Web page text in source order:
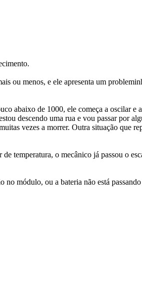
ou menos, e ele apresenta um
abaixo de 1000, ele começa a oscilar
descendo uma rua e vou passar por
vezes a morrer. Outra situação que
temperatura, o mecânico já passou o
módulo, ou a bateria não está